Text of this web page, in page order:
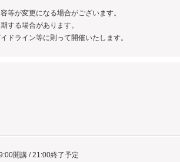
等が変更になる場合がございます。
する場合があります。
ドライン等に則って開催いたします。
開講 / 21:00終了予定